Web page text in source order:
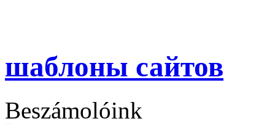
шаблоны сайтов
Beszámolóink